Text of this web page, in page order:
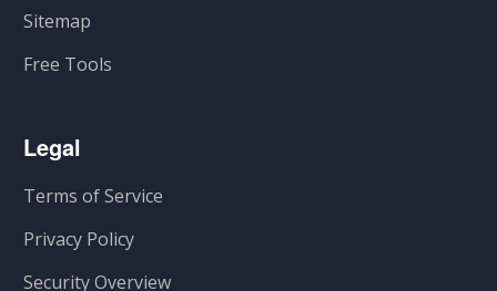
Sitemap
Free Tools
Legal
Terms of Service
Privacy Policy
Security Overview